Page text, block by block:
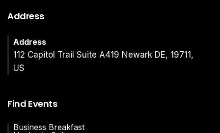
Address
Address
112 Capitol Trail Suite A419 Newark DE, 19711,
US
Find Events
Business Breakfast